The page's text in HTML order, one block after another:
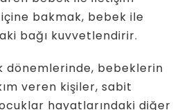
bakmak, bebek ile
bağı kuvvetlendirir.
dönemlerinde, bebeklerin
veren kişiler, sabit
hayatlarındaki diğer